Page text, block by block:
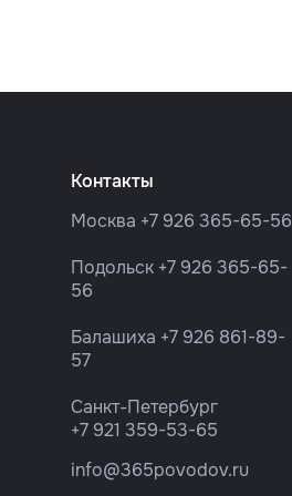
Контакты
Москва +7 926 365-65-56
Подольск +7 926 365-65-
56
Балашиха +7 926 861-89-
57
Санкт-Петербург
+7 921 359-53-65
info@365povodov.ru